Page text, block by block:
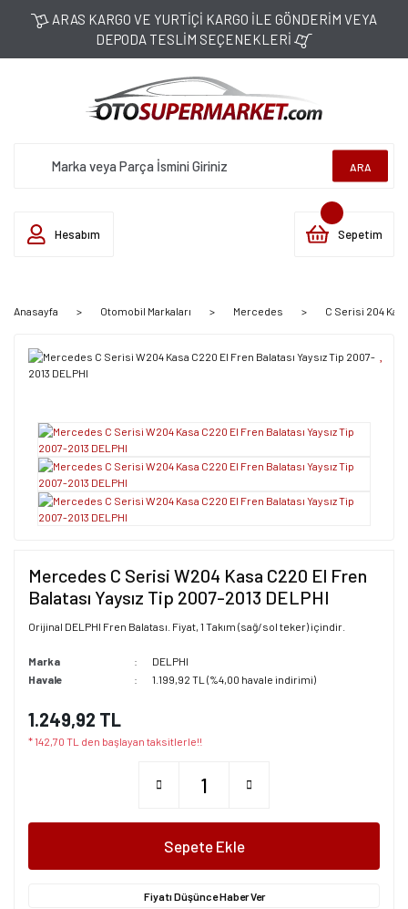
ARAS KARGO VE YURTİÇİ KARGO İLE GÖNDERİM VEYA
DEPODA TESLİM SEÇENEKLERİ
ARA
Hesabım Sepetim
Anasayfa Otomobil Markaları Mercedes C Serisi 204
Mercedes C Serisi W204 Kasa C220 El Fren
Balatası Yaysız Tip 2007-2013 DELPHI
Orijinal DELPHI Fren Balatası. Fiyat, 1 Takım (sağ/sol teker) içindir.
Marka
DELPHI
Havale
1.199,92 TL (%4,00 havale indirimi)
1.249,92 TL
* 142,70 TL den başlayan taksitlerle!!
Sepete Ekle
Fiyatı Düşünce Haber Ver